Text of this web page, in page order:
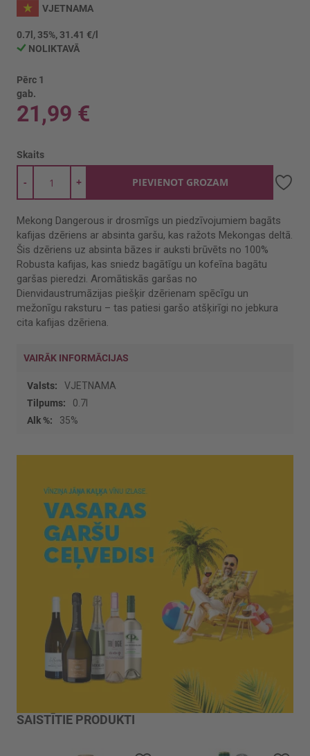
uz
galerijas
sākumu
VJETNAMA
0.7l, 35%, 31.41 €/l
NOLIKTAVĀ
Pērc 1
gab.
21,99 €
Skaits
+
- PIEVIENOT GROZAM
Mekong Dangerous ir drosmīgs un piedzīvojumiem bagāts
kafijas dzēriens ar absinta garšu, kas ražots Mekongas deltā.
Šis dzēriens uz absinta bāzes ir auksti brūvēts no 100%
Robusta kafijas, kas sniedz bagātīgu un kofeīna bagātu
garšas pieredzi. Aromātiskās garšas no
Dienvidaustrumāzijas piešķir dzērienam spēcīgu un
mežonīgu raksturu – tas patiesi garšo atšķirīgi no jebkura
cita kafijas dzēriena.
VAIRĀK INFORMĀCIJAS
Vairāk
informācijas
VJETNAMA
0.7l
35%
SAISTĪTIE PRODUKTI